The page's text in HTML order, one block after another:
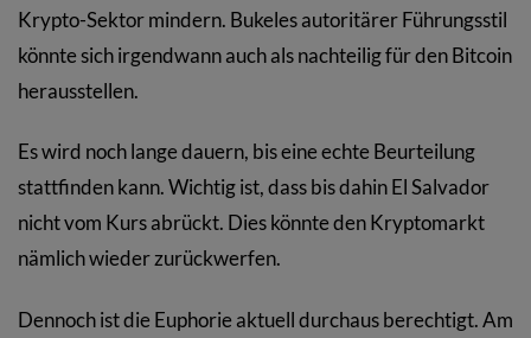
Krypto-Sektor mindern. Bukeles autoritärer Führungsstil
könnte sich irgendwann auch als nachteilig für den Bitcoin
herausstellen.
Es wird noch lange dauern, bis eine echte Beurteilung
stattfinden kann. Wichtig ist, dass bis dahin El Salvador
nicht vom Kurs abrückt. Dies könnte den Kryptomarkt
nämlich wieder zurückwerfen.
Dennoch ist die Euphorie aktuell durchaus berechtigt. Am